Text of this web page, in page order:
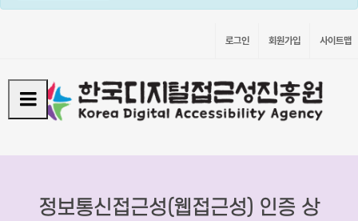
로그인 회원가입 사이트맵
정보통신접근성(웹접근성) 인증 상